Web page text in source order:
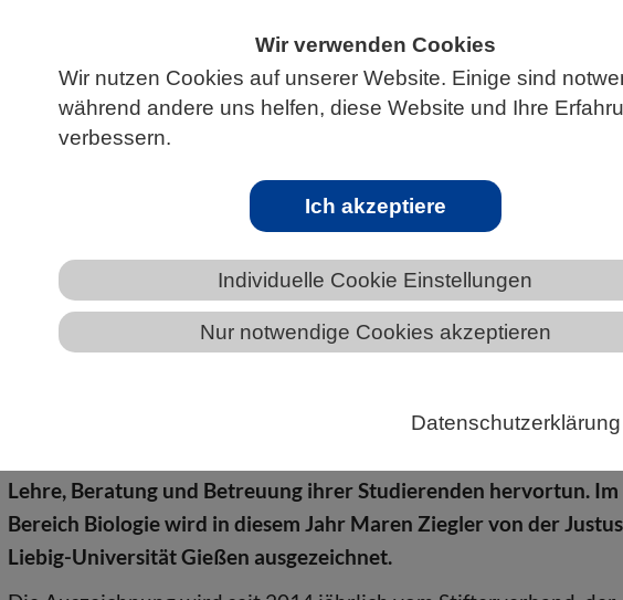
Wir verwenden Cookies
Wir nutzen Cookies auf unserer Website. Einige sind
während andere uns helfen, diese Website und Ihre
verbessern.
Ich akzeptiere
Individuelle Cookie Einstellungen
Nur notwendige Cookies akzeptieren
Datenschutzerklärung
AKTUELLES
und Preisträger 2026 für exzellente
und Naturwissenschaften stehen fest
Der Ars legendi-Fakultätenpreis 2026 würdigt herausragende
zeichnet Wissenschaftlerinnen und Wissenschaftler aus, die sich
Lehre, Beratung und Betreuung ihrer Studierenden hervortun. Im
Bereich Biologie wird in diesem Jahr Maren Ziegler von der
Liebig-Universität Gießen ausgezeichnet.